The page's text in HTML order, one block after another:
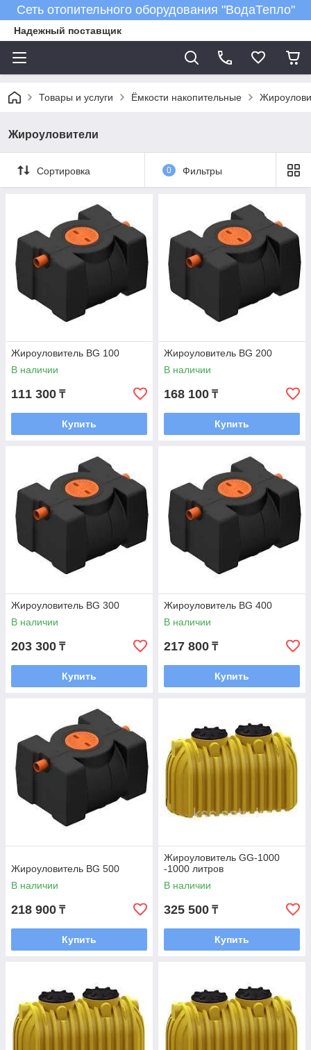
Сеть отопительного оборудования "ВодаТепло"
Надежный поставщик
Товары и услуги Ёмкости накопительные
Жироуловители
Сортировка 0 Фильтры
Жироуловитель BG 100
В наличии
111 300 ₸
Купить
Жироуловитель BG 200
В наличии
168 100 ₸
Купить
Жироуловитель BG 300
В наличии
203 300 ₸
Купить
Жироуловитель BG 400
В наличии
217 800 ₸
Купить
Жироуловитель BG 500
В наличии
218 900 ₸
Купить
Жироуловитель GG-1000
-1000 литров
В наличии
325 500 ₸
Купить